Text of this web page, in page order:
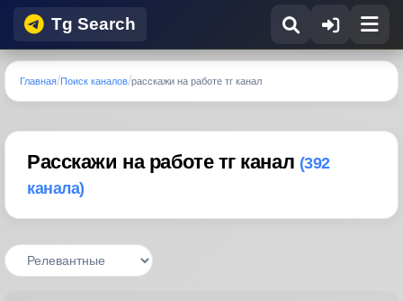
Tg Search
Главная Поиск каналов расскажи на работе тг канал
Расскажи на работе тг канал (392
канала)